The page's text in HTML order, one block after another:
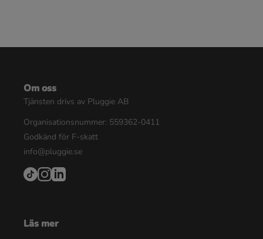
Om oss
Tjänsten drivs av Pluggie AB
Organisationsnummer: 559362-0411
Godkänd för F-skatt
info@pluggie.se
Läs mer